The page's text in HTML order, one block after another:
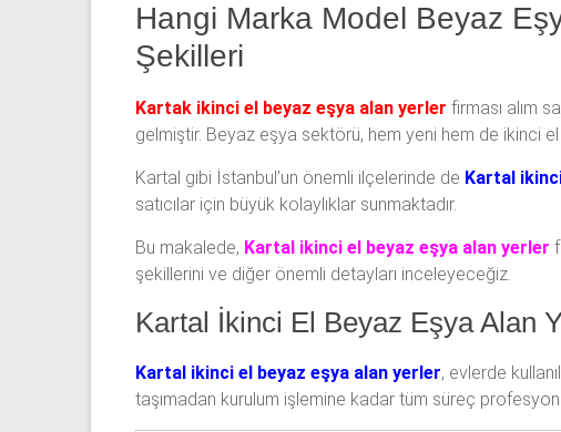
el
beyaz
eşya
buzdolabı,
çamaşır
makinesi,
bulaşık
derin
dondurucu,
klima
ve
kombi
alınır.
Hangi Marka Model Beyaz
Şekilleri
Kartak ikinci el beyaz eşya alan yerler firması alım
gelmiştir. Beyaz eşya sektörü, hem yeni hem de ikinci
Kartal gibi İstanbul’un önemli ilçelerinde de Kartal
satıcılar için büyük kolaylıklar sunmaktadır.
Bu makalede, Kartal ikinci el beyaz eşya alan yerler
şekillerini ve diğer önemli detayları inceleyeceğiz.
Kartal İkinci El Beyaz Eşya Alan
Kartal ikinci el beyaz eşya alan yerler, evlerde
taşımadan kurulum işlemine kadar tüm süreç